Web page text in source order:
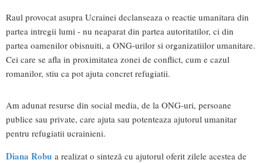
Raul provocat asupra Ucrainei declanseaza o reactie umanitara din
partea intregii lumi - nu neaparat din partea autoritatilor, ci din
partea oamenilor obisnuiti, a ONG-urilor si organizatiilor umanitare.
Cei care se afla in proximitatea zonei de conflict, cum e cazul
romanilor, stiu ca pot ajuta concret refugiatii.
Am adunat resurse din social media, de la ONG-uri, persoane
publice sau private, care ajuta sau potenteaza ajutorul umanitar
pentru refugiatii ucrainieni.
Diana Robu a realizat o sinteză cu ajutorul oferit zilele acestea de